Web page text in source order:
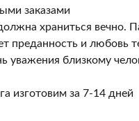
заказами
храниться вечно.
преданность и любовь
уважения близкому
изготовим за 7-14 дней